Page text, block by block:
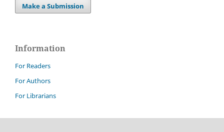
Make a Submission
Information
For Readers
For Authors
For Librarians